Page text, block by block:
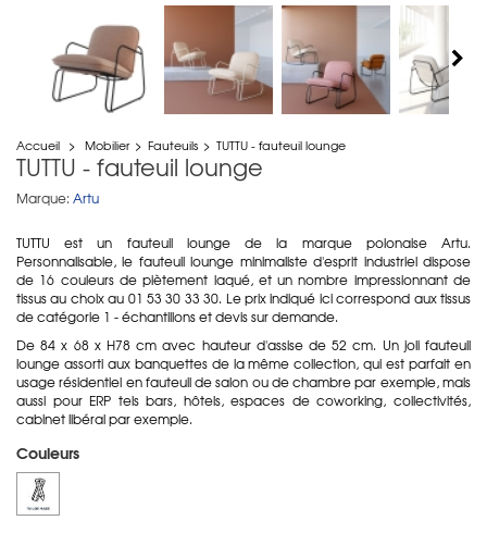
Accueil > Mobilier > Fauteuils > TUTTU - fauteuil lounge
TUTTU - fauteuil lounge
Marque: Artu
TUTTU est un fauteuil lounge de la marque polonaise Artu.
Personnalisable, le fauteuil lounge minimaliste d'esprit industriel dispose
de 16 couleurs de piètement laqué, et un nombre impressionnant de
tissus au choix au 01 53 30 33 30. Le prix indiqué ici correspond aux tissus
de catégorie 1 - échantillons et devis sur demande.
De 84 x 68 x H78 cm avec hauteur d'assise de 52 cm. Un joli fauteuil
lounge assorti aux banquettes de la même collection, qui est parfait en
usage résidentiel en fauteuil de salon ou de chambre par exemple, mais
aussi pour ERP tels bars, hôtels, espaces de coworking, collectivités,
cabinet libéral par exemple.
Couleurs